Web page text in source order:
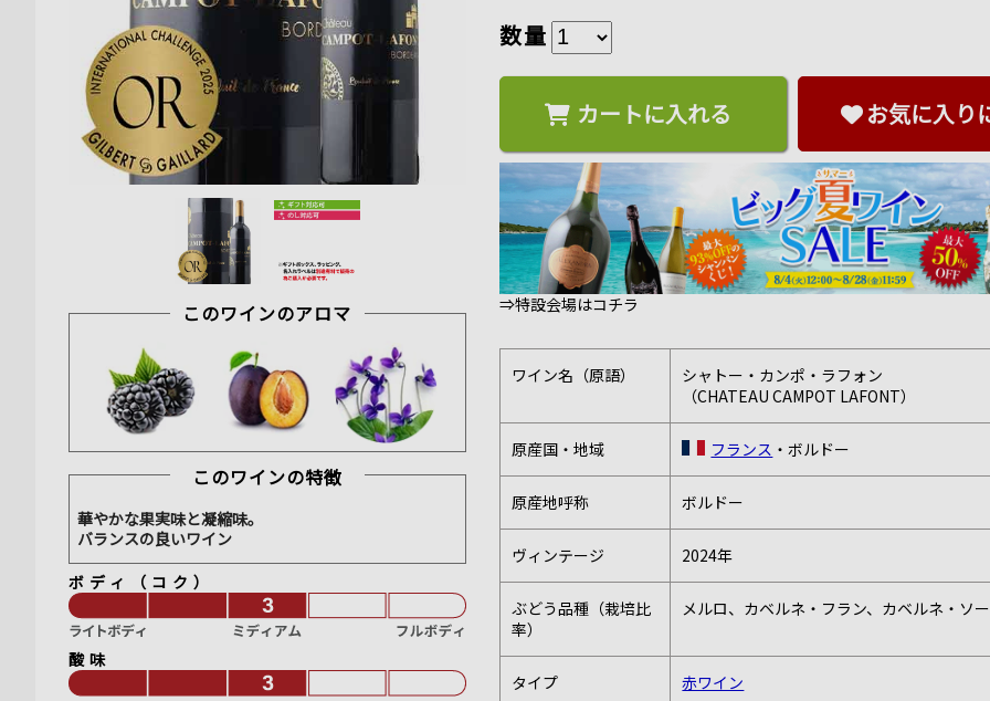
このワインのアロマ
このワインの特徴
華やかな果実味と凝縮味。
バランスの良いワイン
ボディ（コク）
酸味
数量
カートに入れる お気に入り
⇒特設会場はコチラ
ワイン名（原語）
シャトー・カンポ・ラフォン
（CHATEAU CAMPOT LAFONT）
原産国・地域 フランス ・ボルドー
原産地呼称 ボルドー
ヴィンテージ 2024年
ぶどう品種（栽培比
率）
メルロ、カベルネ・フラン、カベルネ・ソ
タイプ 赤ワイン